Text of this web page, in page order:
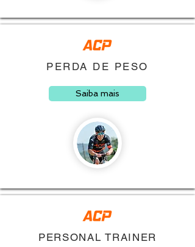
PERDA DE PESO
Saiba mais
PERSONAL TRAINER